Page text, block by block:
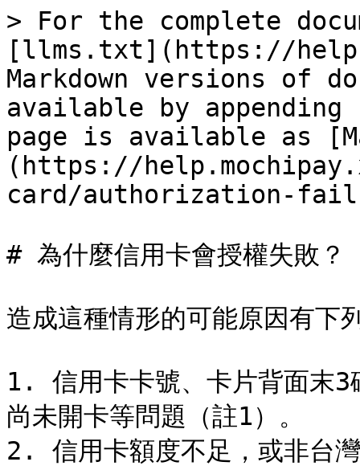
> For the complete
[llms.txt](https://
Markdown versions of
available by
page is available as
(https://
card/authorization-
# 為什麼信用卡會授權失敗？
造成這種情形的可能原因有下
1. 信用卡卡號、卡片背面末3
尚未開卡等問題（註1）。
2. 信用卡額度不足，或非台